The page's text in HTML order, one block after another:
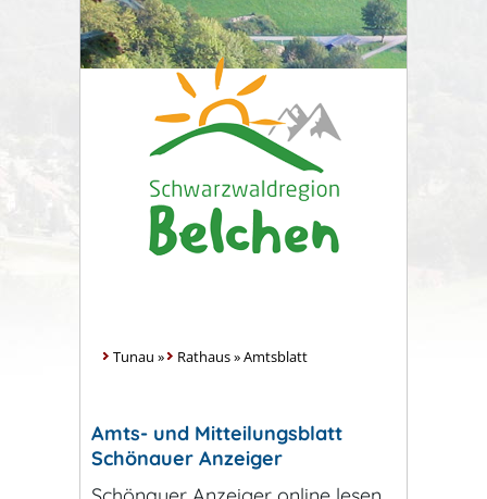
Tunau » Rathaus»Amtsblatt
Amts- und Mitteilungsblatt
Schönauer Anzeiger